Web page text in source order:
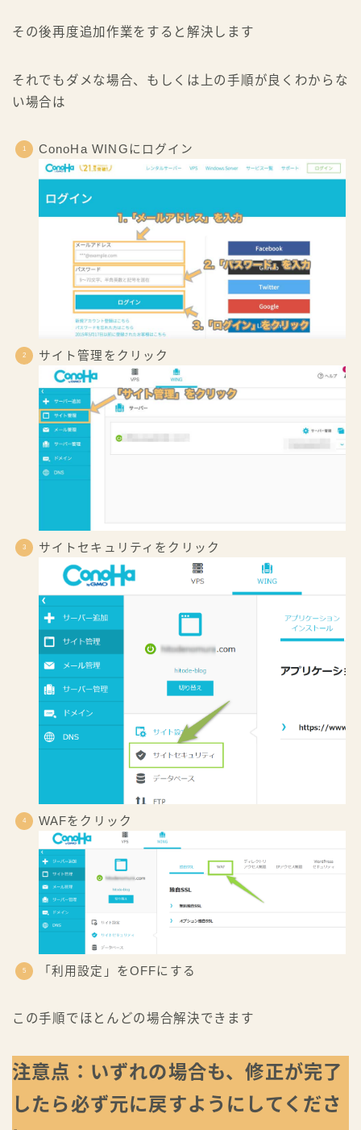
その後再度追加作業をすると解決します
それでもダメな場合、もしくは上の手順が良くわからな
い場合は
ConoHa WINGにログイン
サイト管理をクリック
サイトセキュリティをクリック
WAFをクリック
「利用設定」をOFFにする
この手順でほとんどの場合解決できます
注意点：いずれの場合も、修正が完了
したら必ず元に戻すようにしてくださ